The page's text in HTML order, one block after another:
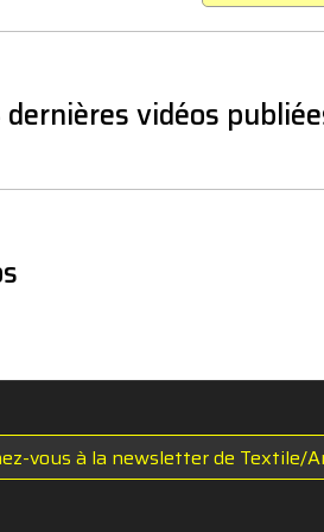
dernières vidéos
vous à la newsletter de Textile/